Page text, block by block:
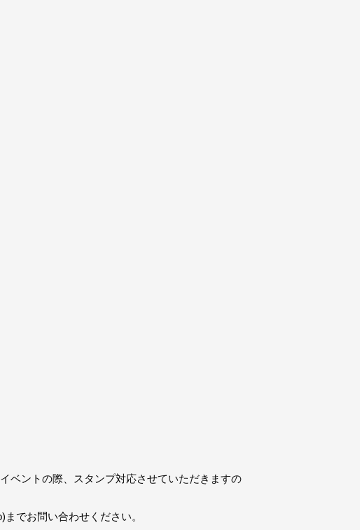
ベントの際、スタンプ対応させていただきますの
でお問い合わせください。